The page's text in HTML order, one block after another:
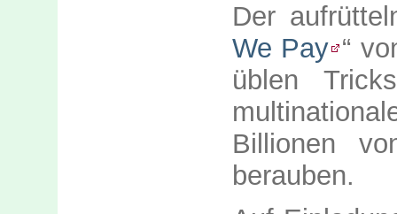
Der
We Pay “
üblen
Billionen
berauben.